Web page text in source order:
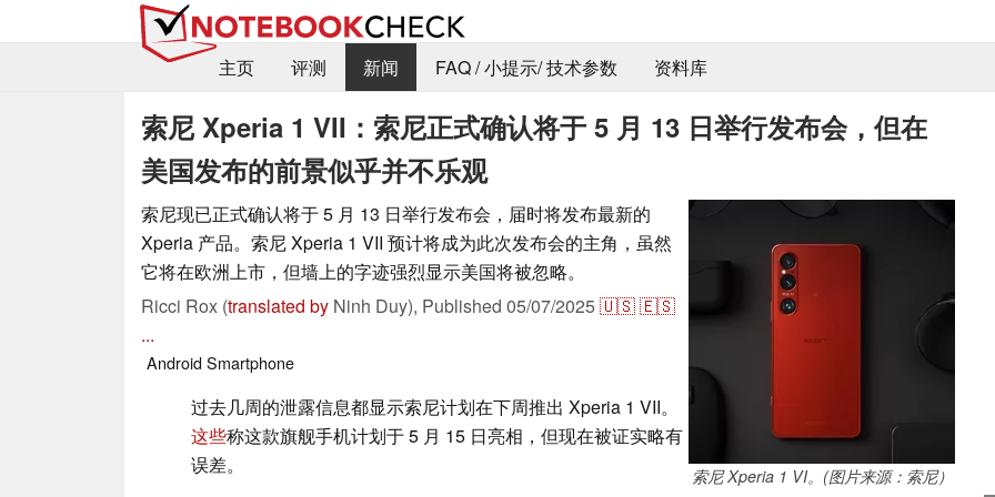
主页 评测 新闻 FAQ / 小提示/ 技术参数 资料库
索尼 Xperia 1 VII：索尼正式确认将于 5 月 13 日举行发布会，但在
美国发布的前景似乎并不乐观
索尼 Xperia 1 VI。(图片来源：索尼）
索尼现已正式确认将于 5 月 13 日举行发布会，届时将发布最新的
Xperia 产品。索尼 Xperia 1 VII 预计将成为此次发布会的主角，虽然
它将在欧洲上市，但墙上的字迹强烈显示美国将被忽略。
Ricci Rox (translated by Ninh Duy), Published 05/07/2025🇺🇸🇪🇸
...
AndroidSmartphone
过去几周的泄露信息都显示索尼计划在下周推出 Xperia 1 VII。
这些称这款旗舰手机计划于 5 月 15 日亮相，但现在被证实略有
误差。